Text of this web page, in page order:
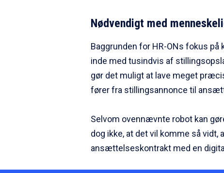
Nødvendigt med
Baggrunden for HR-ONs fokus
inde med tusindvis af
gør det muligt at lave meget
fører fra stillingsannonce til
Selvom ovennævnte robot kan
dog ikke, at det vil komme så vidt,
ansættelseskontrakt med en